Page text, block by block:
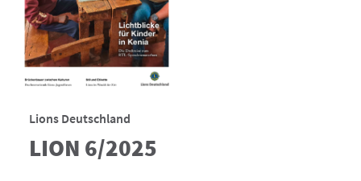
Lions Deutschland
LION 6/2025